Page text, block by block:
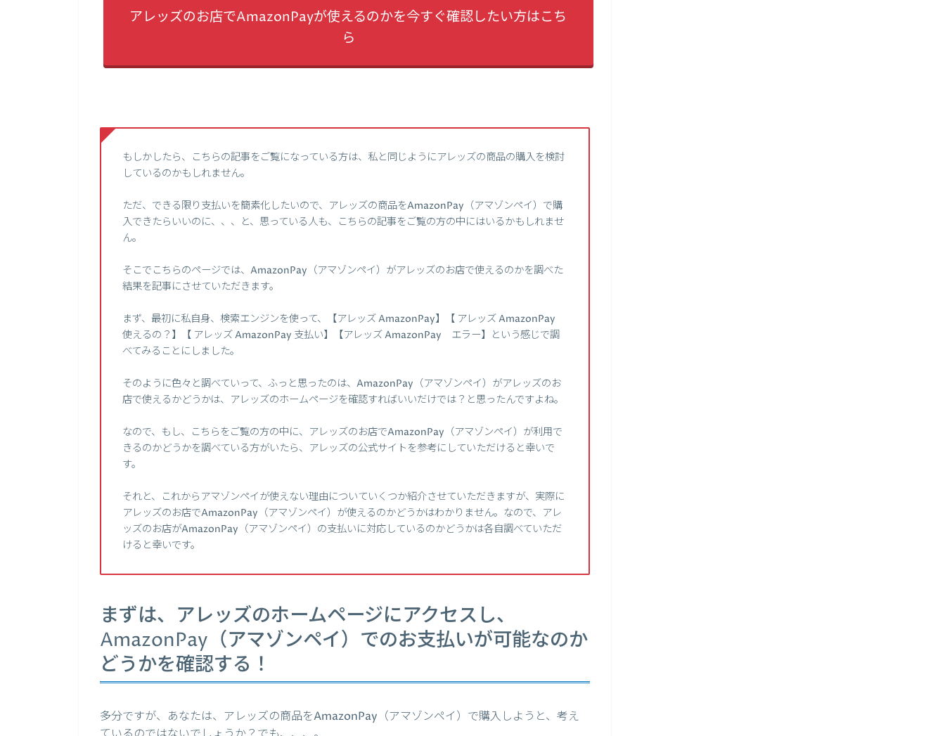
アレッズのお店でAmazonPayが使えるのかを今すぐ確認したい方はこち
ら
もしかしたら、こちらの記事をご覧になっている方は、私と同じようにアレッズの商品の購入を検討
しているのかもしれません。
ただ、できる限り支払いを簡素化したいので、アレッズの商品をAmazonPay（アマゾンペイ）で購
入できたらいいのに、、、と、思っている人も、こちらの記事をご覧の方の中にはいるかもしれませ
ん。
そこでこちらのページでは、AmazonPay（アマゾンペイ）がアレッズのお店で使えるのかを調べた
結果を記事にさせていただきます。
まず、最初に私自身、検索エンジンを使って、【アレッズ AmazonPay】【 アレッズ AmazonPay
使えるの？】【 アレッズ AmazonPay 支払い】【アレッズ AmazonPay エラー】という感じで調
べてみることにしました。
そのように色々と調べていって、ふっと思ったのは、AmazonPay（アマゾンペイ）がアレッズのお
店で使えるかどうかは、アレッズのホームページを確認すればいいだけでは？と思ったんですよね。
なので、もし、こちらをご覧の方の中に、アレッズのお店でAmazonPay（アマゾンペイ）が利用で
きるのかどうかを調べている方がいたら、アレッズの公式サイトを参考にしていただけると幸いで
す。
それと、これからアマゾンペイが使えない理由についていくつか紹介させていただきますが、実際に
アレッズのお店でAmazonPay（アマゾンペイ）が使えるのかどうかはわかりません。なので、アレ
ッズのお店がAmazonPay（アマゾンペイ）の支払いに対応しているのかどうかは各自調べていただ
けると幸いです。
まずは、アレッズのホームページにアクセスし、
AmazonPay（アマゾンペイ）でのお支払いが可能なのか
どうかを確認する！
多分ですが、あなたは、アレッズの商品をAmazonPay（アマゾンペイ）で購入しようと、考え